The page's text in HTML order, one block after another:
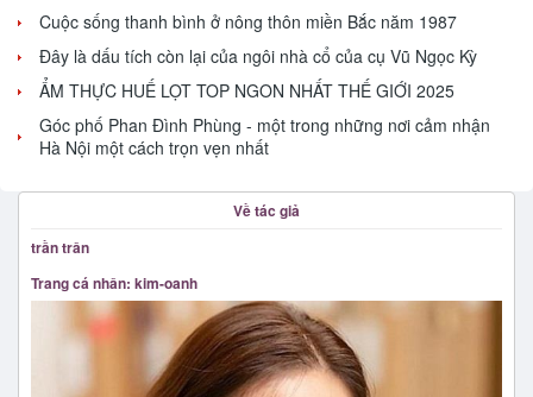
Cuộc sống thanh bình ở nông thôn miền Bắc năm 1987
Đây là dấu tích còn lại của ngôi nhà cổ của cụ Vũ Ngọc Kỳ
ẨM THỰC HUẾ LỌT TOP NGON NHẤT THẾ GIỚI 2025
Góc phố Phan Đình Phùng - một trong những nơi cảm nhận
Hà Nội một cách trọn vẹn nhất
Về tác giả
trần trân
Trang cá nhân: kim-oanh